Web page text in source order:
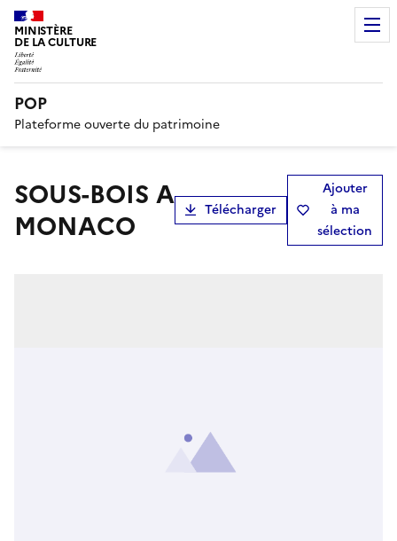
MINISTÈRE
DE LA CULTURE
POP
Plateforme ouverte du patrimoine
SOUS-BOIS A
MONACO
Télécharger
Ajouter
à ma
sélection